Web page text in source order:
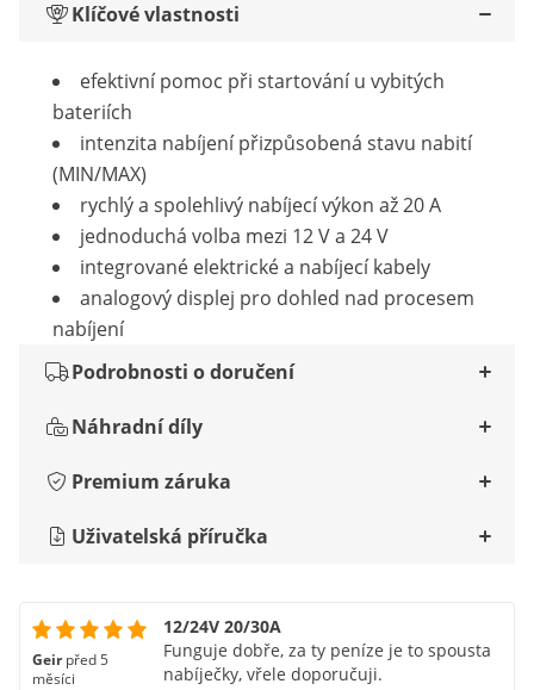
Klíčové vlastnosti
efektivní pomoc při startování u vybitých
bateriích
intenzita nabíjení přizpůsobená stavu nabití
(MIN/MAX)
rychlý a spolehlivý nabíjecí výkon až 20 A
jednoduchá volba mezi 12 V a 24 V
integrované elektrické a nabíjecí kabely
analogový displej pro dohled nad procesem
nabíjení
Podrobnosti o doručení
Náhradní díly
Premium záruka
Uživatelská příručka
Geir před 5
měsíci
12/24V 20/30A
Funguje dobře, za ty peníze je to spousta
nabíječky, vřele doporučuji.